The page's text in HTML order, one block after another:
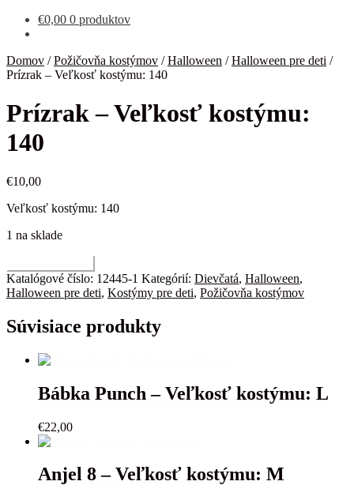
€0,00 0 produktov
Domov /Požičovňa kostýmov /Halloween /Halloween pre deti /
Prízrak – Veľkosť kostýmu: 140
Prízrak – Veľkosť kostýmu:
140
€10,00
Veľkosť kostýmu: 140
1 na sklade
Prízrak
-
kostýmu:
140
Katalógové číslo: 12445-1 Kategórií: Dievčatá, Halloween,
Halloween pre deti, Kostýmy pre deti, Požičovňa kostýmov
Súvisiace produkty
Bábka Punch – Veľkosť kostýmu: L
€22,00
Anjel 8 – Veľkosť kostýmu: M